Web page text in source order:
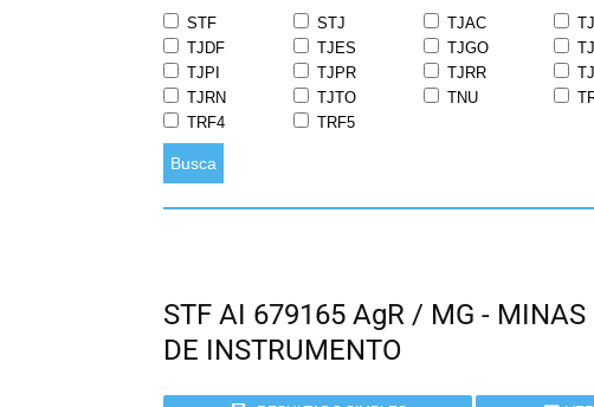
STF STJ TJAC
TJDF
TJES TJGO
TJPI
TJPR TJRR
TJRN
TJTO TNU
TRF4
TRF5
Busca
STF AI 679165 AgR / MG - MINAS
DE INSTRUMENTO